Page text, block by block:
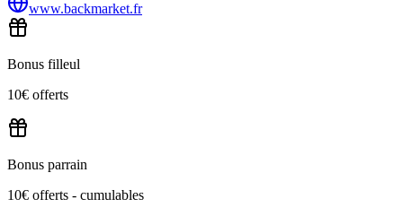
www.backmarket.fr
Bonus filleul
10€ offerts
Bonus parrain
10€ offerts - cumulables